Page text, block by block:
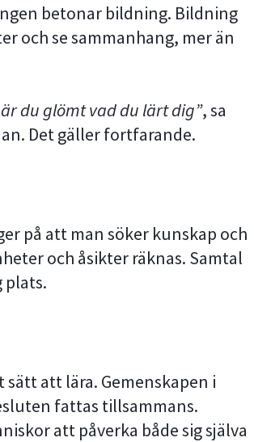
betonar bildning. Bildning
och se sammanhang, mer än
du glömt vad du lärt dig”, sa
Det gäller fortfarande.
på att man söker kunskap och
och åsikter räknas. Samtal
plats.
att lära. Gemenskapen i
fattas tillsammans.
att påverka både sig själva